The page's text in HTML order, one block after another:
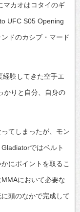
マカオはコタイのギ
UFC S05 Opening
ドのカシブ・マード
経験してきた空手エ
かりと自分、自身の
てしまったが、モン
ではベルト
にポイントを取るこ
において必要な
頭のなかで完成して